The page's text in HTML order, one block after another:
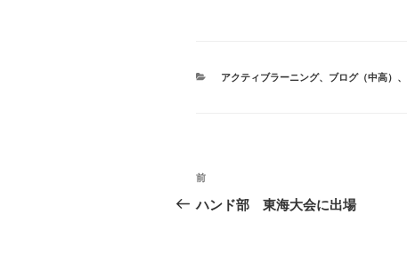
カ
アクティブラーニング、 ブログ（中高） 、
投
稿
前
の
前
ハンド部 東海大会に出場